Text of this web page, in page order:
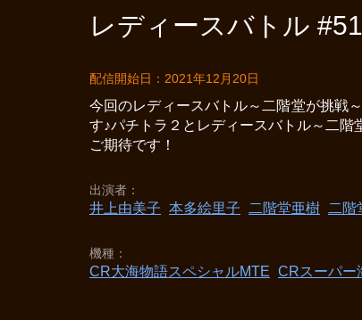
レディースバトル #51
配信開始日：2021年12月20日
今回のレディースバトル～二階堂が挑戦
す♪パチトラ２とレディースバトル～二
ご期待です！
出演者
井上由美子 本多絵里子 二階堂亜樹 二階
機種
CR大海物語スペシャルMTE CRスーパー